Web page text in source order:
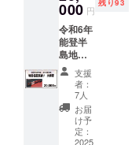
皆様の
お寄せ
くださ
い。 ６
月下
旬：専
用短冊
をお届
けしま
すの
トワー
クフェ
ニック
ス公認
のクラ
ウド
ファン
ディン
グでし
か手に
入らな
000 円
残り93
令和6年
能登半
島地震
被災地
支援 ＜
輪島名
産 漆塗
り夫婦
箸＞ 輪
支援
者：
7人
お届
け予
定：
2025